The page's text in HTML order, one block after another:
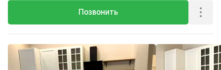
Позвонить